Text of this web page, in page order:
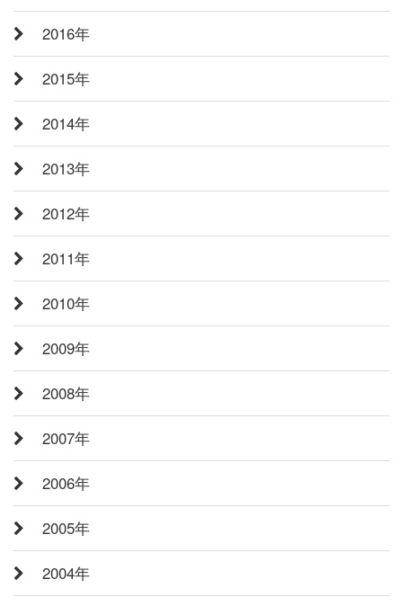
2016年
2015年
2014年
2013年
2012年
2011年
2010年
2009年
2008年
2007年
2006年
2005年
2004年